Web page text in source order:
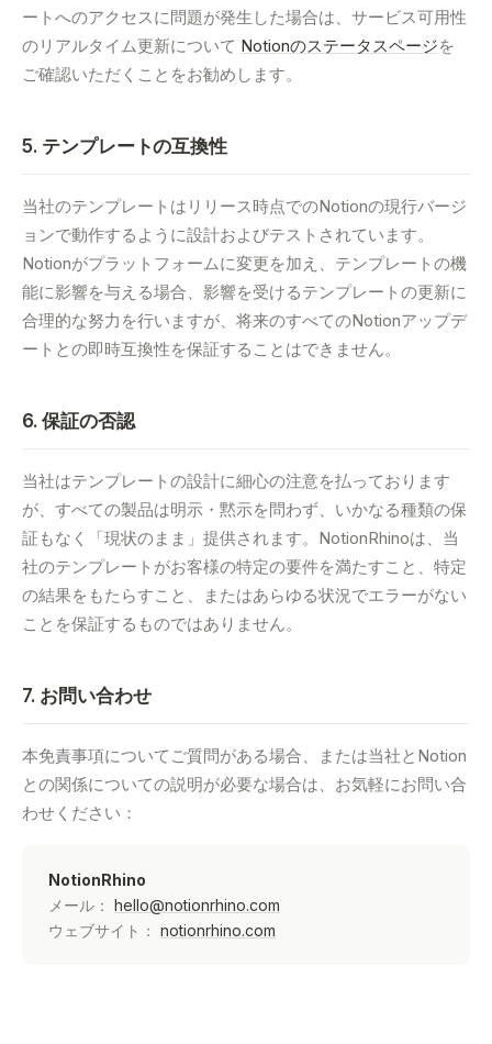
ートへのアクセスに問題が発生した場合は、サービス可用性
のリアルタイム更新について Notionのステータスページを
ご確認いただくことをお勧めします。
5. テンプレートの互換性
当社のテンプレートはリリース時点でのNotionの現行バージ
ョンで動作するように設計およびテストされています。
Notionがプラットフォームに変更を加え、テンプレートの機
能に影響を与える場合、影響を受けるテンプレートの更新に
合理的な努力を行いますが、将来のすべてのNotionアップデ
ートとの即時互換性を保証することはできません。
6. 保証の否認
当社はテンプレートの設計に細心の注意を払っております
が、すべての製品は明示・黙示を問わず、いかなる種類の保
証もなく「現状のまま」提供されます。NotionRhinoは、当
社のテンプレートがお客様の特定の要件を満たすこと、特定
の結果をもたらすこと、またはあらゆる状況でエラーがない
ことを保証するものではありません。
7. お問い合わせ
本免責事項についてご質問がある場合、または当社とNotion
との関係についての説明が必要な場合は、お気軽にお問い合
わせください：
NotionRhino
メール： hello@notionrhino.com
ウェブサイト： notionrhino.com